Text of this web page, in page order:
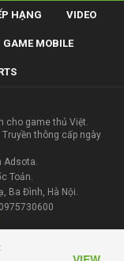
HẠNG VIDEO
GAME MOBILE
cho game thủ Việt.
Truyền thông cấp ngày
Adsota.
Toản.
Ba Đình, Hà Nội.